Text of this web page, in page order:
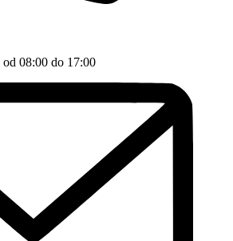
08:00 do 17:00